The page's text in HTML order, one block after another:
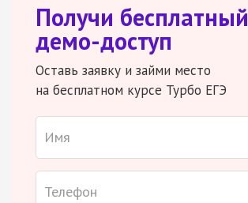
Получи бесплатный
демо-доступ
Оставь заявку и займи место
на бесплатном курсе Турбо ЕГЭ